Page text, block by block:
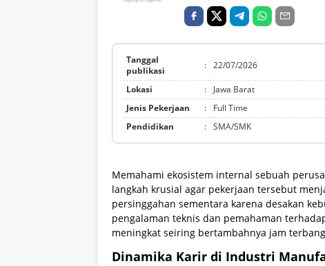
Tanggal
publikasi
: 22/07/2026
Lokasi :
Jawa Barat
Jenis Pekerjaan
:
Full Time
Pendidikan
: SMA/SMK
Memahami ekosistem internal sebuah
langkah krusial agar pekerjaan tersebut
persinggahan sementara karena desakan
pengalaman teknis dan pemahaman
meningkat seiring bertambahnya jam
Dinamika Karir di Industri